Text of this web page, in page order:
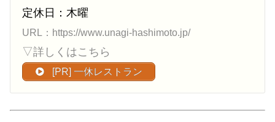
定休日：木曜
URL：https://www.unagi-hashimoto.jp/
▽詳しくはこちら
[PR] 一休レストラン